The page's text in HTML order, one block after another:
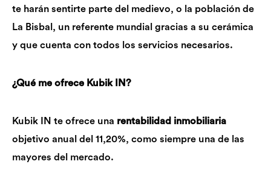
te harán sentirte parte del medievo, o la población de
La Bisbal, un referente mundial gracias a su cerámica
y que cuenta con todos los servicios necesarios.
¿Qué me ofrece Kubik IN?
Kubik IN te ofrece una rentabilidad inmobiliaria
objetivo anual del 11,20%, como siempre una de las
mayores del mercado.